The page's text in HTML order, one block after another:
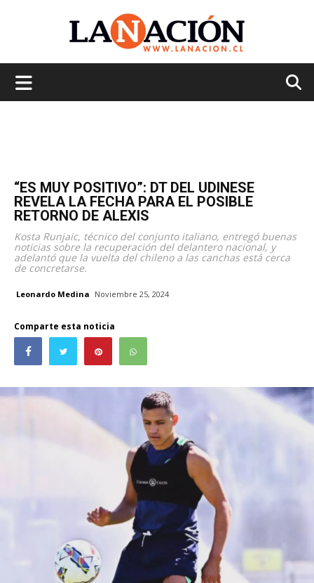
“ES MUY POSITIVO”: DT DEL UDINESE
REVELA LA FECHA PARA EL POSIBLE
RETORNO DE ALEXIS
Kosta Runjaic, técnico del conjunto italiano, entregó buenas
noticias sobre la recuperación del delantero nacional, y
adelantó que la vuelta del chileno a las canchas está cerca
de concretarse.
Leonardo Medina Noviembre 25, 2024
Comparte esta noticia